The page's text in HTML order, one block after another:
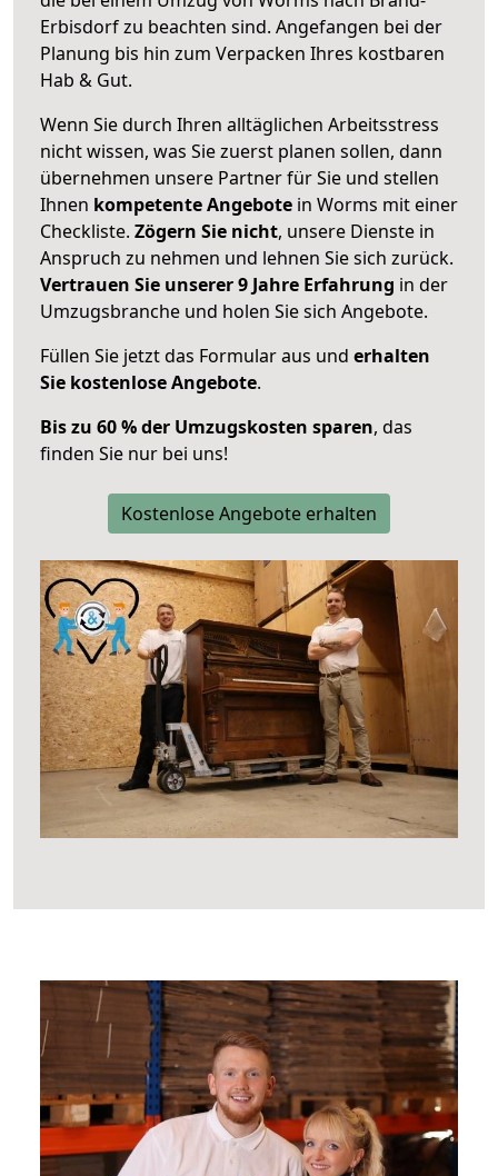
Erbisdorf zu beachten sind. Angefangen bei der
Planung bis hin zum Verpacken Ihres kostbaren
Hab & Gut.
Wenn Sie durch Ihren alltäglichen Arbeitsstress
nicht wissen, was Sie zuerst planen sollen, dann
übernehmen unsere Partner für Sie und stellen
Ihnen kompetente Angebote in Worms mit einer
Checkliste. Zögern Sie nicht, unsere Dienste in
Anspruch zu nehmen und lehnen Sie sich zurück.
Vertrauen Sie unserer 9 Jahre Erfahrung in der
Umzugsbranche und holen Sie sich Angebote.
Füllen Sie jetzt das Formular aus und erhalten
Sie kostenlose Angebote.
Bis zu 60 % der Umzugskosten sparen, das
finden Sie nur bei uns!
Kostenlose Angebote erhalten